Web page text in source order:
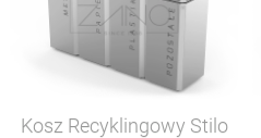
Kosz Recyklingowy Stilo